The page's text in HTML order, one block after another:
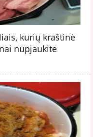
kurių kraštinė
nupjaukite